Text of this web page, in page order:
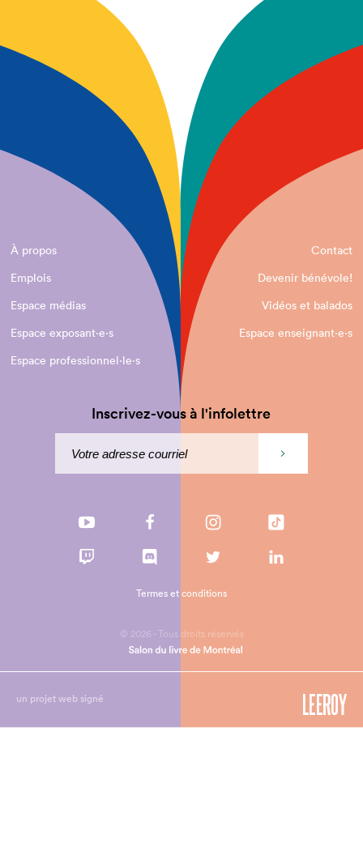
À propos
Contact
Emplois
Devenir bénévole!
Espace médias
Vidéos et balados
Espace exposant·e⋅s
Espace enseignant·e⋅s
Espace professionnel·le⋅s
Inscrivez-vous à l'infolettre
© 2026 - Tous droits réservés
Termes et conditions
un projet web signé